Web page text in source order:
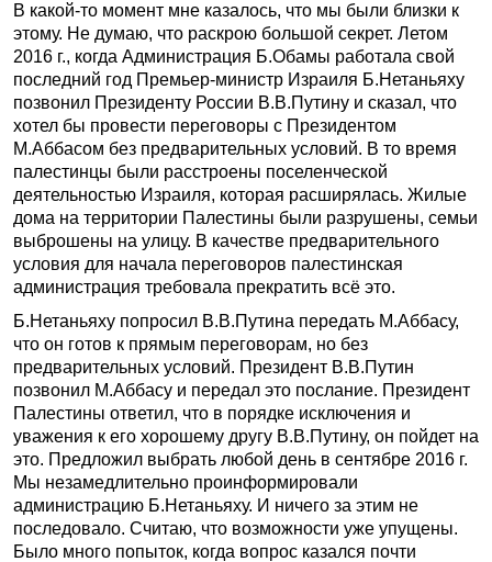
В какой-то момент мне казалось, что мы были близки к
этому. Не думаю, что раскрою большой секрет. Летом
2016 г., когда Администрация Б.Обамы работала свой
последний год Премьер-министр Израиля Б.Нетаньяху
позвонил Президенту России В.В.Путину и сказал, что
хотел бы провести переговоры с Президентом
М.Аббасом без предварительных условий. В то время
палестинцы были расстроены поселенческой
деятельностью Израиля, которая расширялась. Жилые
дома на территории Палестины были разрушены, семьи
выброшены на улицу. В качестве предварительного
условия для начала переговоров палестинская
администрация требовала прекратить всё это.
Б.Нетаньяху попросил В.В.Путина передать М.Аббасу,
что он готов к прямым переговорам, но без
предварительных условий. Президент В.В.Путин
позвонил М.Аббасу и передал это послание. Президент
Палестины ответил, что в порядке исключения и
уважения к его хорошему другу В.В.Путину, он пойдет на
это. Предложил выбрать любой день в сентябре 2016 г.
Мы незамедлительно проинформировали
администрацию Б.Нетаньяху. И ничего за этим не
последовало. Считаю, что возможности уже упущены.
Было много попыток, когда вопрос казался почти